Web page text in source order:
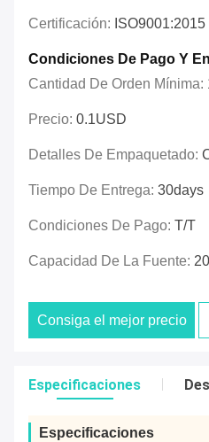
Certificación: ISO9001:2015
Condiciones De Pago Y
Cantidad De Orden Mínima:
Precio: 0.1USD
Detalles De Empaquetado:
Tiempo De Entrega: 30days
Condiciones De Pago: T/T
Capacidad De La Fuente:
Consiga el mejor precio
Especificaciones
Especificaciones